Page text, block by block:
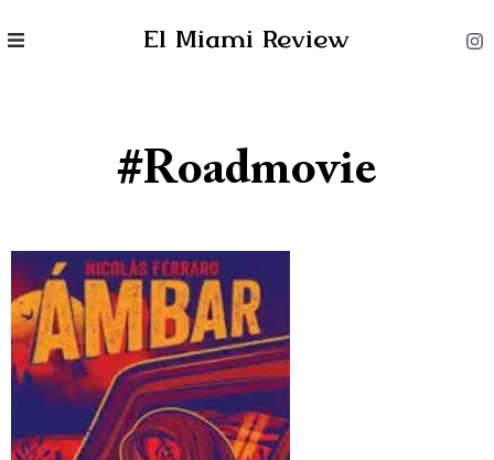
El Miami Review
#roadmovie